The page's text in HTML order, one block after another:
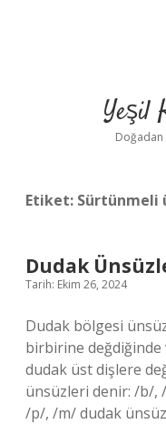
Yeşil
Etiket: Sürtünmeli
Dudak
Tarih: Ekim 26, 2024
Dudak bölgesi
birbirine değdiğinde
dudak üst dişlere
ünsüzleri denir: /b/,
/p/, /m/ dudak